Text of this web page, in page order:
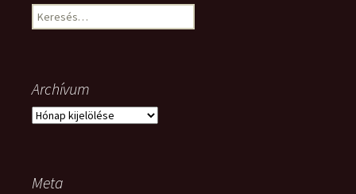
Keresés:
Archívum
Archívum
Meta